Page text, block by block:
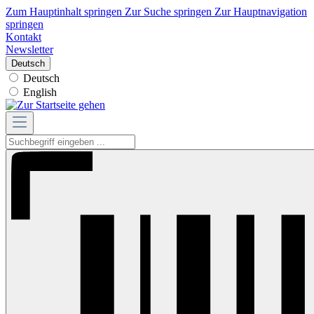
Zum Hauptinhalt springen Zur Suche springen Zur Hauptnavigation
springen
Kontakt
Newsletter
Deutsch
Deutsch
English